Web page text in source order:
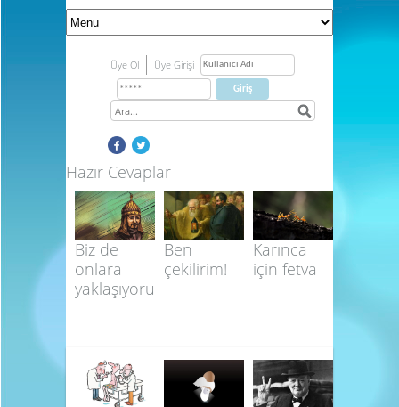
Üye Ol Üye Girişi
Hazır Cevaplar
Biz de
onlara
yaklaşıyoruz!
Ben
çekilirim!
Karınca
için fetva